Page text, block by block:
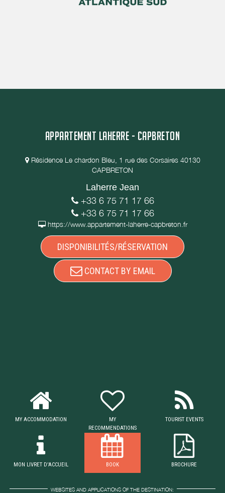
APPARTEMENT LAHERRE - CAPBRETON
Résidence Le chardon Bleu, 1 rue des Corsaires 40130
CAPBRETON
Laherre Jean
+33 6 75 71 17 66
+33 6 75 71 17 66
https://www.appartement-laherre-capbreton.fr
DISPONIBILITÉS/RÉSERVATION
CONTACT BY EMAIL
MY ACCOMMODATION
MY
RECOMMENDATIONS
TOURIST EVENTS
MON LIVRET D'ACCUEIL BOOK BROCHURE
WEBSITES AND APPLICATIONS OF THE DESTINATION: